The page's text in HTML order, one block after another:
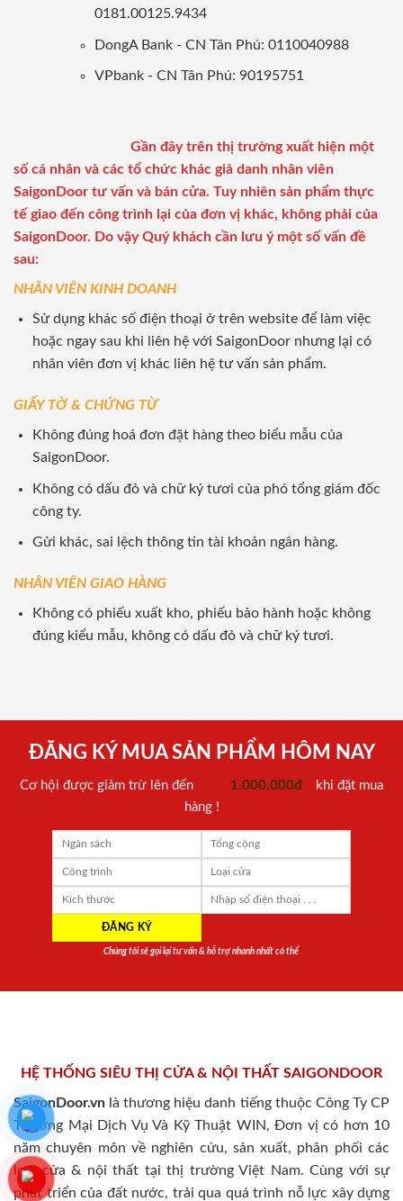
0181.00125.9434
DongA Bank - CN Tân Phú: 0110040988
VPbank - CN Tân Phú: 90195751
Gần đây trên thị trường xuất hiện một
số cá nhân và các tổ chức khác giả danh nhân viên
SaigonDoor tư vấn và bán cửa. Tuy nhiên sản phẩm thực
tế giao đến công trình lại của đơn vị khác, không phải của
SaigonDoor. Do vậy Quý khách cần lưu ý một số vấn đề
sau:
NHÂN VIÊN KINH DOANH
Sử dụng khác số điện thoại ở trên website để làm việc
hoặc ngay sau khi liên hệ với SaigonDoor nhưng lại có
nhân viên đơn vị khác liên hệ tư vấn sản phẩm.
GIẤY TỜ & CHỨNG TỪ
Không đúng hoá đơn đặt hàng theo biểu mẫu của
SaigonDoor.
Không có dấu đỏ và chữ ký tươi của phó tổng giám đốc
công ty.
Gửi khác, sai lệch thông tin tài khoản ngân hàng.
NHÂN VIÊN GIAO HÀNG
Không có phiếu xuất kho, phiếu bảo hành hoặc không
đúng kiểu mẫu, không có dấu đỏ và chữ ký tươi.
ĐĂNG KÝ MUA SẢN PHẨM HÔM NAY
Cơ hội được giảm trừ lên đến 1.000.000đ
khi đặt mua
hàng !
Chúng tôi sẽ gọi lại tư vấn & hỗ trợ nhanh nhất có thể
HỆ THỐNG SIÊU THỊ CỬA & NỘI THẤT SAIGONDOOR
SaigonDoor.vn là thương hiệu danh tiếng thuộc Công Ty CP
Thương Mại Dịch Vụ Và Kỹ Thuật WIN, Đơn vị có hơn 10
năm chuyên môn về nghiên cứu, sản xuất, phân phối các
loại cửa & nội thất tại thị trường Việt Nam. Cùng với sự
phát triển của đất nước, trải qua quá trình nỗ lực xây dựng